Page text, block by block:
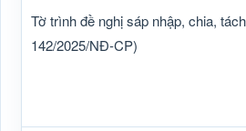
Tờ trình đề nghị sáp nhập, chia,
142/2025/NĐ-CP)